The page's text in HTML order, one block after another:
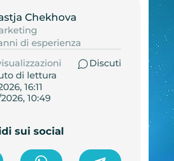
Chekhova
di esperienza
Discuti
di lettura
16:11
10:49
sui social